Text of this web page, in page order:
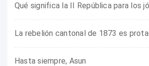
Qué significa la II República para los
Hasta siempre, Asun